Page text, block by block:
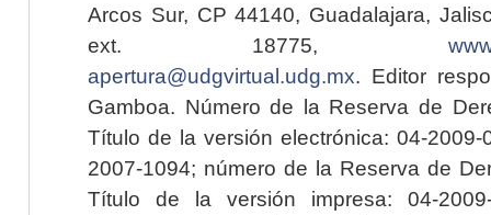
Arcos Sur, CP 44140, Guadalajara,
ext. 18775,
apertura@udgvirtual.udg.mx. Editor
Gamboa. Número de la Reserva de
Título de la versión electrónica: 04-2009-
2007-1094; número de la Reserva de
Título de la versión impresa: 04-2009-